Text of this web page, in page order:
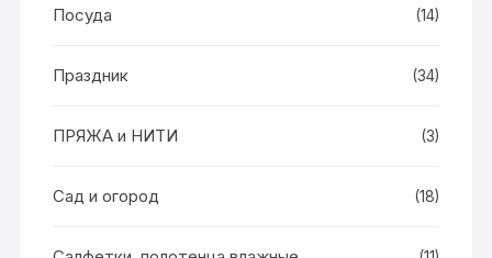
Посуда (14)
Праздник (34)
ПРЯЖА и НИТИ (3)
Сад и огород (18)